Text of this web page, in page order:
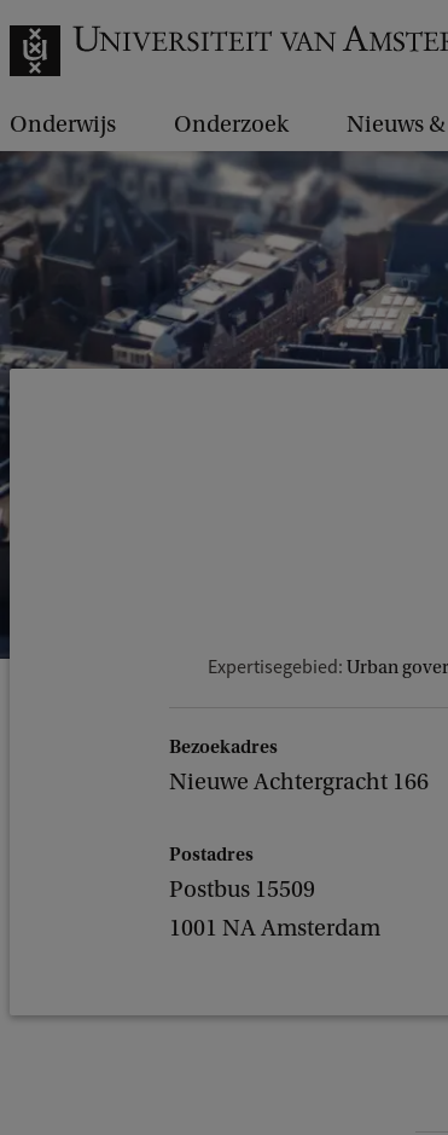
Onderwijs Onderzoek Nieuws
Expertisegebied: Urban
Bezoekadres
Nieuwe Achtergracht 166
Postadres
Postbus 15509
1001 NA Amsterdam